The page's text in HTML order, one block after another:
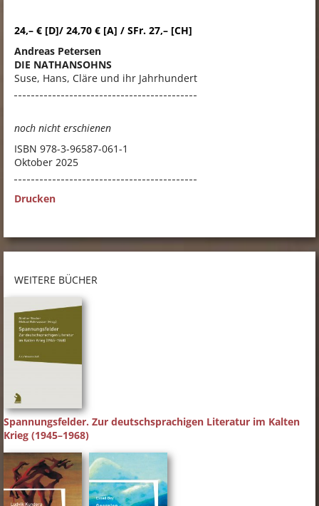
24,– € [D]/ 24,70 € [A] / SFr. 27,– [CH]
Andreas Petersen
DIE NATHANSOHNS
Suse, Hans, Cläre und ihr Jahrhundert
noch nicht erschienen
ISBN 978-3-96587-061-1
Oktober 2025
Drucken
WEITERE BÜCHER
Spannungsfelder. Zur deutschsprachigen Literatur im Kalten
Krieg (1945–1968)